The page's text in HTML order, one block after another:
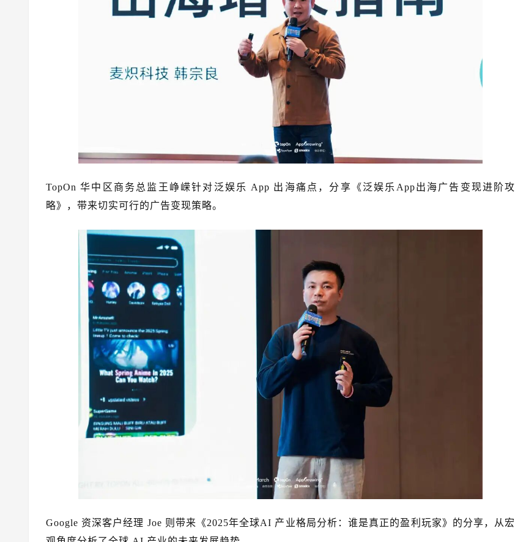
TopOn 华中区商务总监王峥嵘针对泛娱乐 App 出海痛点，分享《泛娱乐App出海广告变现进阶攻
略》，带来切实可行的广告变现策略。
Google 资深客户经理 Joe 则带来《2025年全球AI 产业格局分析：谁是真正的盈利玩家》的分享，从宏